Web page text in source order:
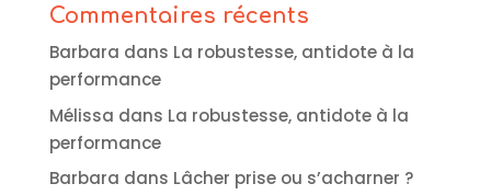
Commentaires récents
Barbara dans La robustesse, antidote à la
performance
Mélissa dans La robustesse, antidote à la
performance
Barbara dans Lâcher prise ou s’acharner ?